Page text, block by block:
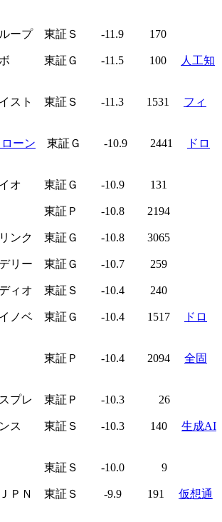
ループ 東証Ｓ -11.9 170
ボ 東証Ｇ -11.5 100
人工知
イスト 東証Ｓ -11.3 1531 フィ
ローン 東証Ｇ -10.9 2441
ドロ
イオ 東証Ｇ -10.9 131
東証Ｐ -10.8 2194
リンク 東証Ｇ -10.8 3065
デリー 東証Ｇ -10.7 259
ディオ 東証Ｓ -10.4 240
イノベ 東証Ｇ -10.4 1517
ドロ
Ｋ 東証Ｐ -10.4 2094 全固
スプレ 東証Ｐ -10.3 26
ンス 東証Ｓ -10.3 140 生成AI
ド 東証Ｓ -10.0 9
ＪＰＮ 東証Ｓ -9.9 191 仮想通